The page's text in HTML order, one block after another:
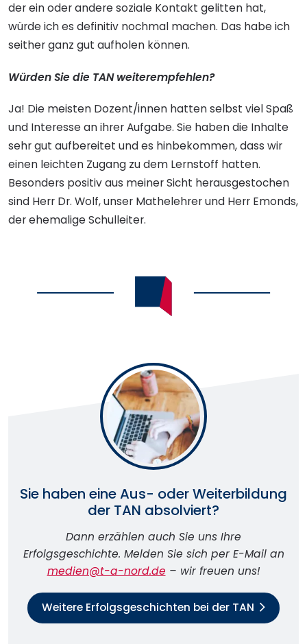
der ein oder andere soziale Kontakt gelitten hat,
würde ich es definitiv nochmal machen. Das habe ich
seither ganz gut aufholen können.
Würden Sie die TAN weiterempfehlen?
Ja! Die meisten Dozent/innen hatten selbst viel Spaß
und Interesse an ihrer Aufgabe. Sie haben die Inhalte
sehr gut aufbereitet und es hinbekommen, dass wir
einen leichten Zugang zu dem Lernstoff hatten.
Besonders positiv aus meiner Sicht herausgestochen
sind Herr Dr. Wolf, unser Mathelehrer und Herr Emonds,
der ehemalige Schulleiter.
Sie haben eine Aus- oder Weiterbildung
der TAN absolviert?
Dann erzählen auch Sie uns Ihre
Erfolgsgeschichte. Melden Sie sich per E-Mail an
medien@t-a-nord.de – wir freuen uns!
Weitere Erfolgsgeschichten bei der TAN